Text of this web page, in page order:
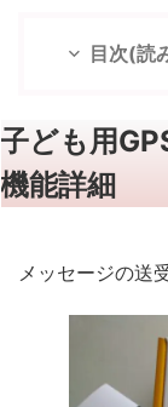
目次(読
子ども用
機能詳細
メッセージの送